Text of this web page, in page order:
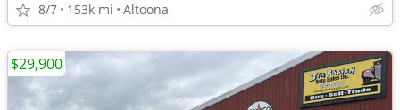
8/7 153k mi Altoona
$29,900